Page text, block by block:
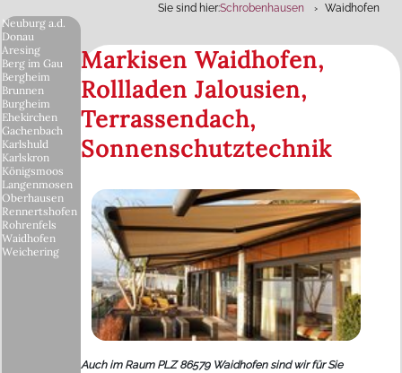
Sie sind hier:Schrobenhausen Waidhofen
Markisen Waidhofen,
Rollladen Jalousien,
Terrassendach,
Sonnenschutztechnik
Auch im Raum PLZ 86579 Waidhofen sind wir für Sie
Neuburg a.d.
Donau
Aresing
Berg im Gau
Bergheim
Brunnen
Burgheim
Ehekirchen
Gachenbach
Karlshuld
Karlskron
Königsmoos
Langenmosen
Oberhausen
Rennertshofen
Rohrenfels
Waidhofen
Weichering